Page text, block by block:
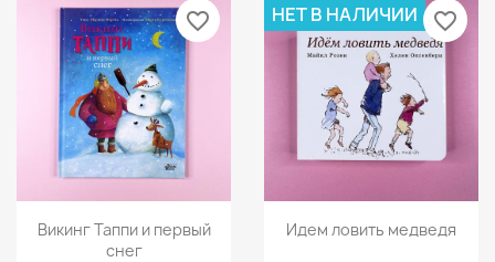
Просмотр
Викинг Таппи и первый
снег
favorite_border
Просмотр
Идем ловить медведя
НЕТ В НАЛИЧИИ favorite_border